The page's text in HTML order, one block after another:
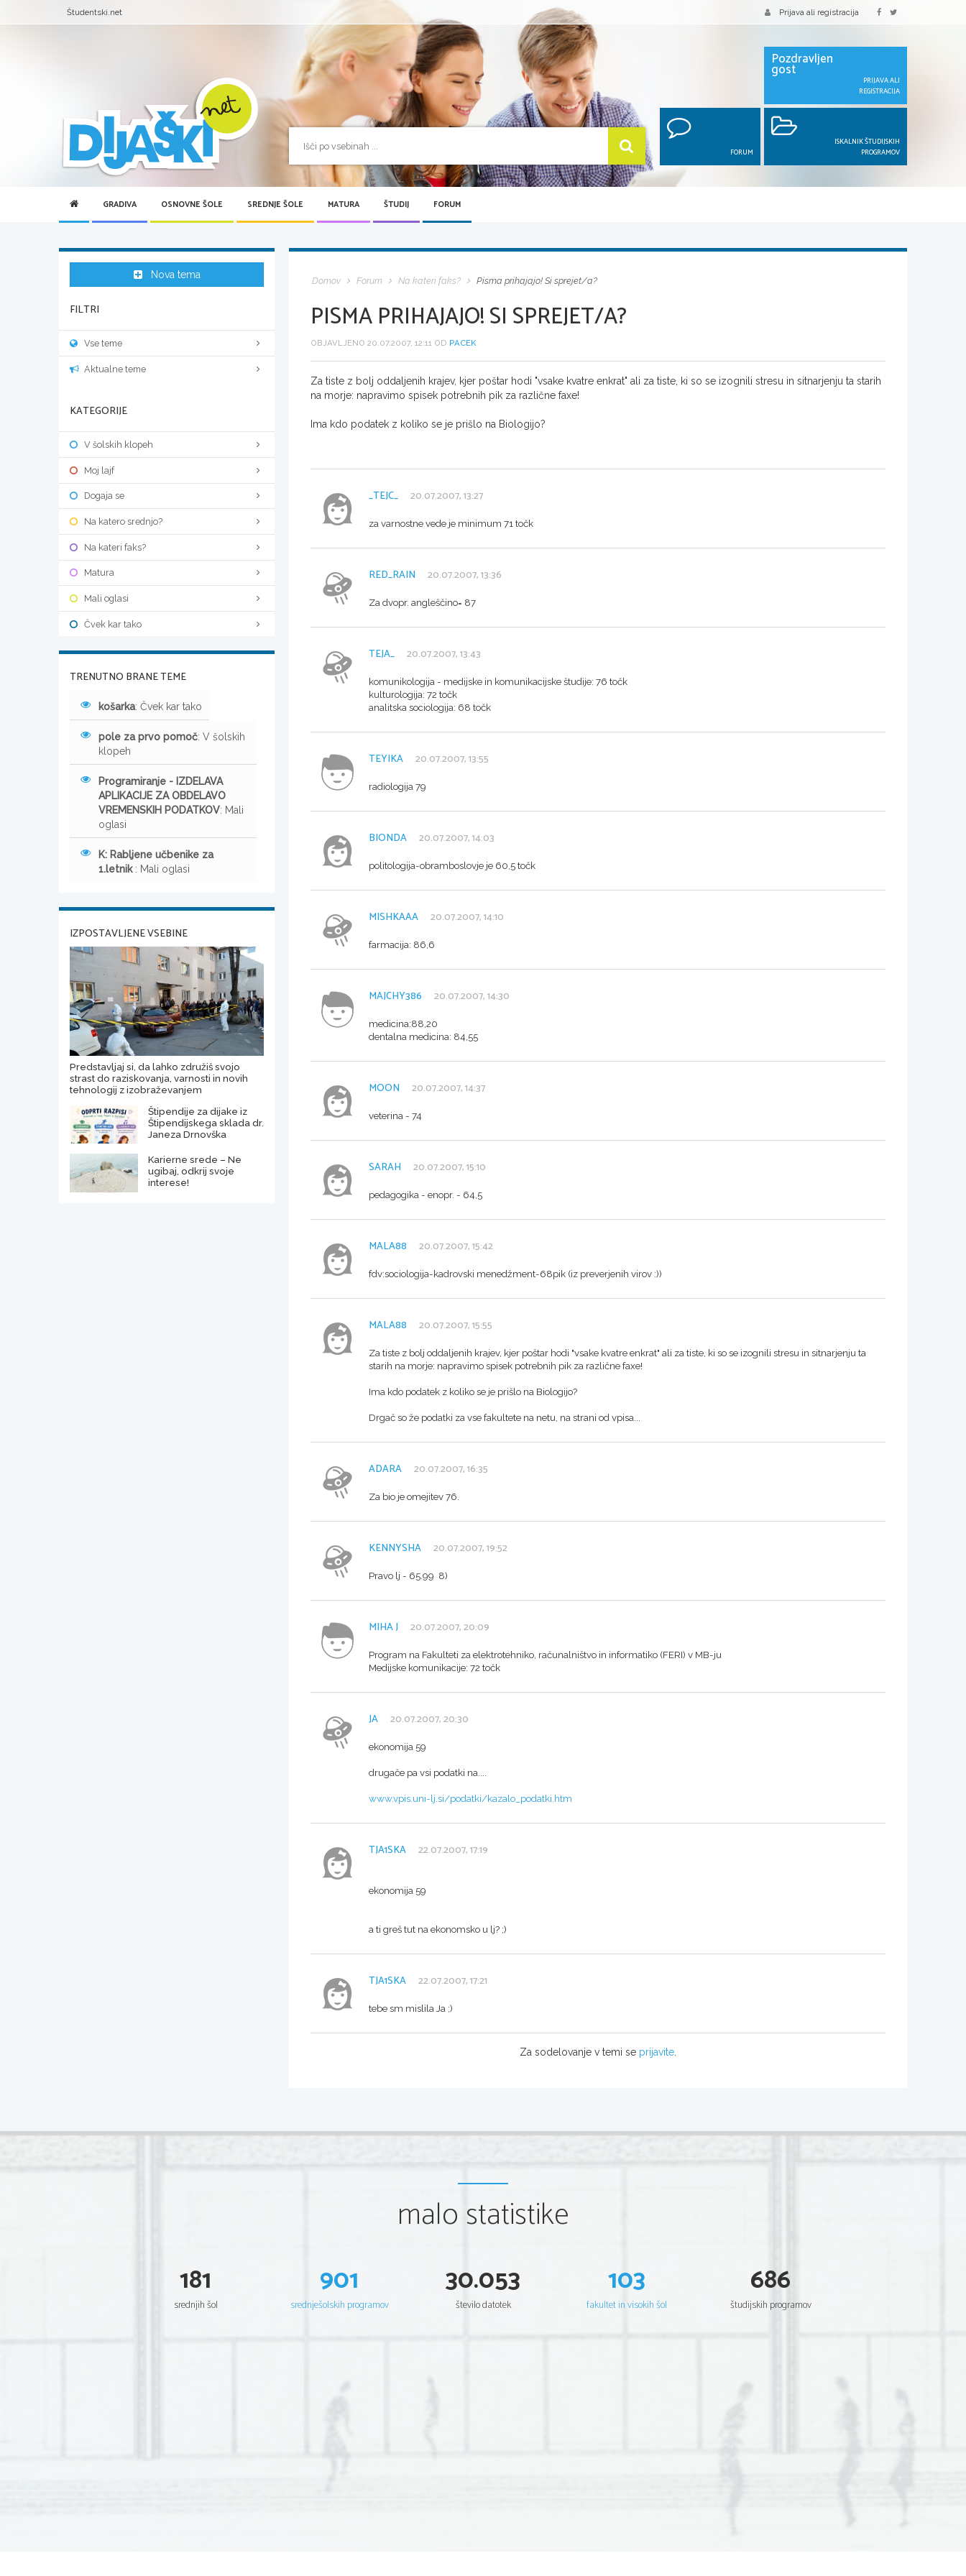
Študentski.net Prijava ali registracija
Pozdravljen
gost
PRIJAVA ALI
REGISTRACIJA
FORUM
ISKALNIK ŠTUDIJSKIH
PROGRAMOV
GRADIVA OSNOVNE ŠOLE SREDNJE ŠOLE MATURA ŠTUDIJ FORUM
Domov Forum Na kateri faks? Pisma prihajajo! Si sprejet/a?
PISMA PRIHAJAJO! SI SPREJET/A?
OBJAVLJENO 20.07.2007, 12:11 OD PACEK
Za tiste z bolj oddaljenih krajev, kjer poštar hodi "vsake kvatre enkrat" ali za tiste, ki so se izognili stresu in sitnarjenju ta starih
na morje: napravimo spisek potrebnih pik za različne faxe!
Ima kdo podatek z koliko se je prišlo na Biologijo?
_TEJC_ 20.07.2007, 13:27
za varnostne vede je minimum 71 točk
RED_RAIN 20.07.2007, 13:36
Za dvopr. angleščino= 87
TEJA_ 20.07.2007, 13:43
komunikologija - medijske in komunikacijske študije: 76 točk
kulturologija: 72 točk
analitska sociologija: 68 točk
TEYIKA 20.07.2007, 13:55
radiologija 79
BIONDA 20.07.2007, 14:03
politologija-obramboslovje je 60,5 točk
MISHKAAA 20.07.2007, 14:10
farmacija: 86,6
MAJCHY386 20.07.2007, 14:30
medicina:88,20
dentalna medicina: 84,55
MOON 20.07.2007, 14:37
veterina - 74
SARAH 20.07.2007, 15:10
pedagogika - enopr. - 64,5
MALA88 20.07.2007, 15:42
fdv:sociologija-kadrovski menedžment-68pik (iz preverjenih virov :))
MALA88 20.07.2007, 15:55
Za tiste z bolj oddaljenih krajev, kjer poštar hodi "vsake kvatre enkrat" ali za tiste, ki so se izognili stresu in sitnarjenju ta
starih na morje: napravimo spisek potrebnih pik za različne faxe!
Ima kdo podatek z koliko se je prišlo na Biologijo?
Drgač so že podatki za vse fakultete na netu, na strani od vpisa...
ADARA 20.07.2007, 16:35
Za bio je omejitev 76.
KENNYSHA 20.07.2007, 19:52
Pravo lj - 65.99 8)
MIHA J 20.07.2007, 20:09
Program na Fakulteti za elektrotehniko, računalništvo in informatiko (FERI) v MB-ju
Medijske komunikacije: 72 točk
JA 20.07.2007, 20:30
ekonomija 59
drugače pa vsi podatki na....
www.vpis.uni-lj.si/podatki/kazalo_podatki.htm
TJA1SKA 22.07.2007, 17:19
ekonomija 59
a ti greš tut na ekonomsko u lj? ;)
TJA1SKA 22.07.2007, 17:21
tebe sm mislila Ja ;)
Za sodelovanje v temi se prijavite
Nova tema
FILTRI
Vse teme
Aktualne teme
KATEGORIJE
V šolskih klopeh
Moj lajf
Dogaja se
Na katero srednjo?
Na kateri faks?
Matura
Mali oglasi
Čvek kar tako
TRENUTNO BRANE TEME
košarka: Čvek kar tako
pole za prvo pomoč: V šolskih
klopeh
Programiranje - IZDELAVA
APLIKACIJE ZA OBDELAVO
VREMENSKIH PODATKOV: Mali
oglasi
K: Rabljene učbenike za
1.letnik : Mali oglasi
IZPOSTAVLJENE VSEBINE
Predstavljaj si, da lahko združiš svojo
strast do raziskovanja, varnosti in novih
tehnologij z izobraževanjem
Štipendije za dijake iz
Štipendijskega sklada dr.
Janeza Drnovška
Karierne srede – Ne
ugibaj, odkrij svoje
interese!
malo statistike
181
srednjih šol
901
srednješolskih programov
30.053
število datotek
103
fakultet in visokih šol
686
študijskih programov